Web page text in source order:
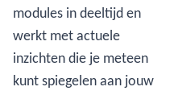
modules in deeltijd en
werkt met actuele
inzichten die je meteen
kunt spiegelen aan jouw